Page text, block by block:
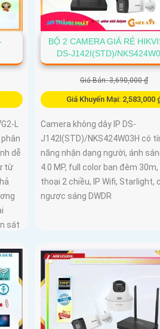
L
dễ
từ
sát
BỘ 2 CAMERA GIÁ RẺ
DS-J142I(STD)/
Giá Bán: 3,690,000 ₫
Giá Khuyến Mại: 2,583,000
Camera không dây IP DS-
J142I(STD)/NKS424W03H có
năng nhận dạng người, ánh
4.0 MP, full color ban đêm
thoại 2 chiều, IP Wifi, Starlight,
ngược sáng DWDR